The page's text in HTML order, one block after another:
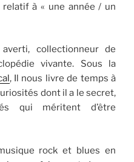
à « une année / un
collectionneur de
vivante. Sous la
, Il nous livre de temps à
dont il a le secret,
qui méritent d’être
rock et blues en